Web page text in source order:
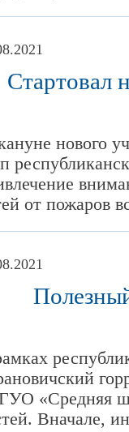
Стартовал
нового
от пожаров
«Средняя
Вначале,